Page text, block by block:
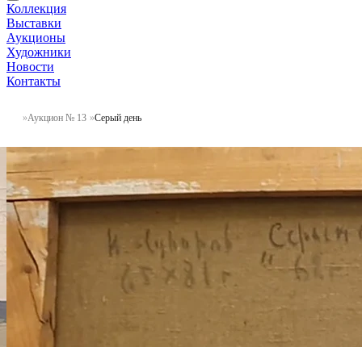
Коллекция
Выставки
Аукционы
Художники
Новости
Контакты
Аукцион № 13 Серый день